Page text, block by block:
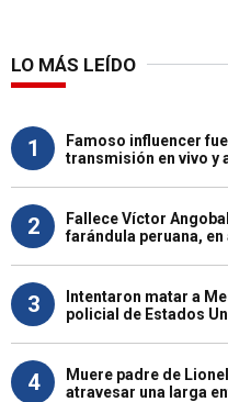
LO MÁS LEÍDO
1
Famoso influencer
transmisión en vivo y
2
Fallece Víctor
farándula peruana,
3
Intentaron matar a
policial de Estados
4
Muere padre de
atravesar una larga